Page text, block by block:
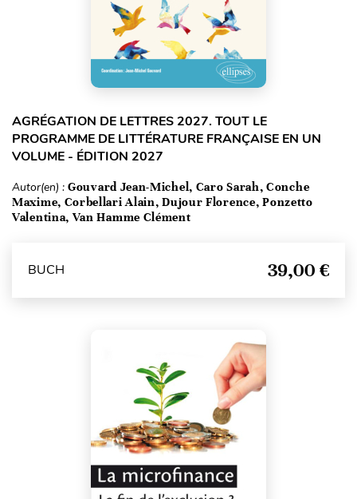
AGRÉGATION DE LETTRES 2027. TOUT LE
PROGRAMME DE LITTÉRATURE FRANÇAISE EN UN
VOLUME - ÉDITION 2027
Autor(en) : Gouvard Jean-Michel, Caro Sarah, Conche
Maxime, Corbellari Alain, Dujour Florence, Ponzetto
Valentina, Van Hamme Clément
BUCH 39,00 €